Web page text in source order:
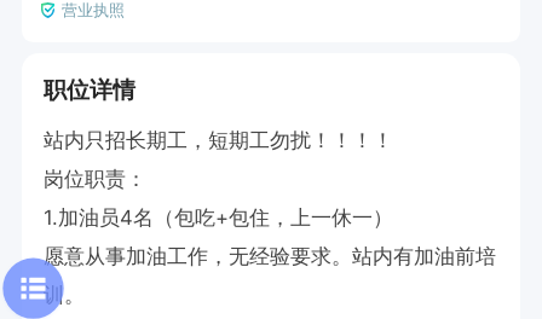
营业执照
职位详情
站内只招长期工，短期工勿扰！！！！
岗位职责：
1.加油员4名（包吃+包住，上一休一）
愿意从事加油工作，无经验要求。站内有加油前培
训。